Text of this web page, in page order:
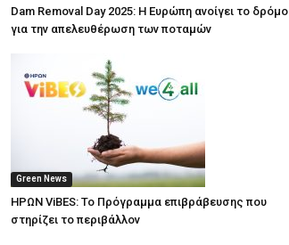
Dam Removal Day 2025: Η Ευρώπη ανοίγει το δρόμο
για την απελευθέρωση των ποταμών
Green News
ΗΡΩΝ ViBES: Το Πρόγραμμα επιβράβευσης που
στηρίζει το περιβάλλον